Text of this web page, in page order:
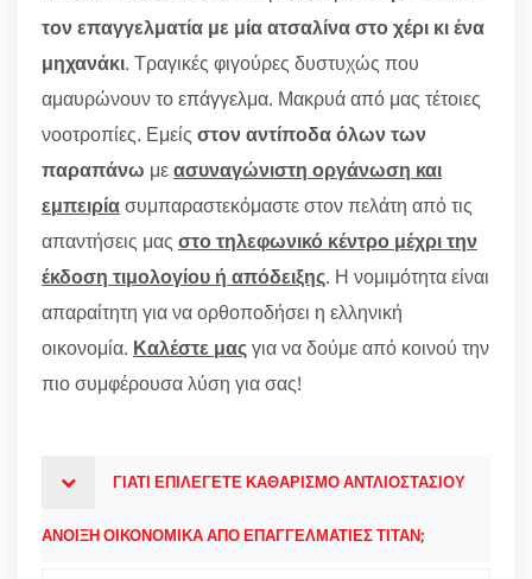
τον επαγγελματία με μία ατσαλίνα στο χέρι κι ένα
μηχανάκι. Τραγικές φιγούρες δυστυχώς που
αμαυρώνουν το επάγγελμα. Μακρυά από μας τέτοιες
νοοτροπίες. Εμείς στον αντίποδα όλων των
παραπάνω μεασυναγώνιστη οργάνωση και
εμπειρίασυμπαραστεκόμαστε στον πελάτη από τις
απαντήσεις μας στο τηλεφωνικό κέντρο μέχρι την
έκδοση τιμολογίου ή απόδειξης. Η νομιμότητα είναι
απαραίτητη για να ορθοποδήσει η ελληνική
οικονομία. Καλέστε μαςγια να δούμε από κοινού την
πιο συμφέρουσα λύση για σας!
ΓΙΑΤΙ ΕΠΙΛΕΓΕΤΕ ΚΑΘΑΡΙΣΜΟ ΑΝΤΛΙΟΣΤΑΣΙΟΥ
ΑΝΟΙΞΗ ΟΙΚΟΝΟΜΙΚΑ ΑΠΟ ΕΠΑΓΓΕΛΜΑΤΙΕΣ ΤΙΤΑΝ;